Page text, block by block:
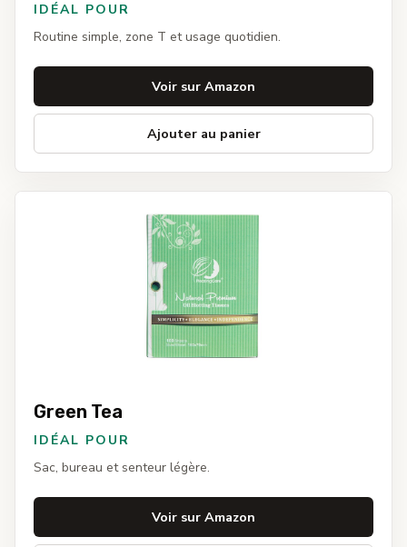
IDÉAL POUR
Routine simple, zone T et usage quotidien.
Voir sur Amazon
Ajouter au panier
Green Tea
IDÉAL POUR
Sac, bureau et senteur légère.
Voir sur Amazon